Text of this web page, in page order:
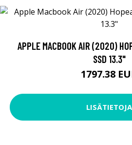
APPLE MACBOOK AIR (2020)
SSD 13.3"
1797.38
LISÄTIETOJA